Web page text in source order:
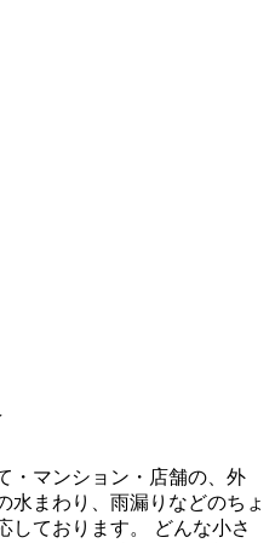
・マンション・店舗の、外
水まわり、雨漏りなどのちょ
しております。 どんな小さ